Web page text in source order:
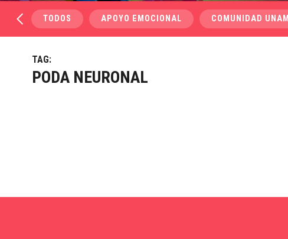
TODOS APOYO EMOCIONAL COMUNIDAD UNAM
TAG:
PODA NEURONAL